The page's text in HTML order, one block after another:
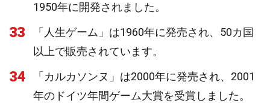
1950年に開発されました。
33
「人生ゲーム」は1960年に発売され、50カ国
以上で販売されています。
34
「カルカソンヌ」は2000年に発売され、2001
年のドイツ年間ゲーム大賞を受賞しました。